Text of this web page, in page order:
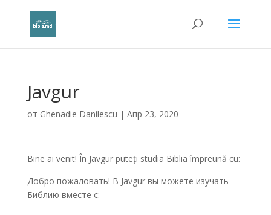
Javgur
от Ghenadie Danilescu | Апр 23, 2020
Bine ai venit! În Javgur puteți studia Biblia împreună cu:
Добро пожаловать! В Javgur вы можете изучать
Библию вместе с: